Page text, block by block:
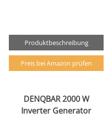
Produktbeschreibung
Preis bei Amazon prüfen
DENQBAR 2000 W
Inverter Generator